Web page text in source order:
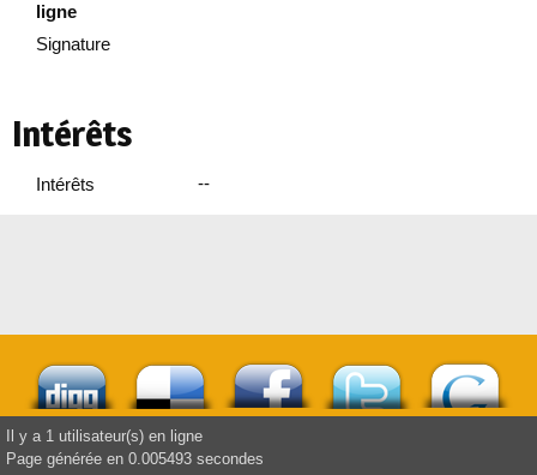
ligne
Signature
Intérêts
Intérêts --
Il y a 1 utilisateur(s) en ligne
Page générée en 0.005493 secondes